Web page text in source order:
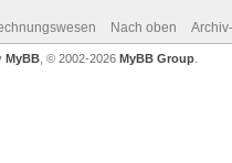
Nach oben
MyBB , © 2002-2026 MyBB Group